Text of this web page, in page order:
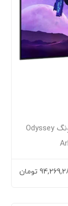
خرید مانیتور گیمینگ خمیده 55 اینچ سامسونگ Odyssey
تومان